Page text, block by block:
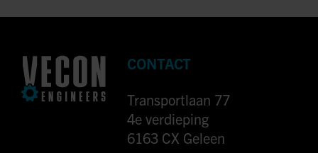
CONTACT
Transportlaan 77
4e verdieping
6163 CX Geleen